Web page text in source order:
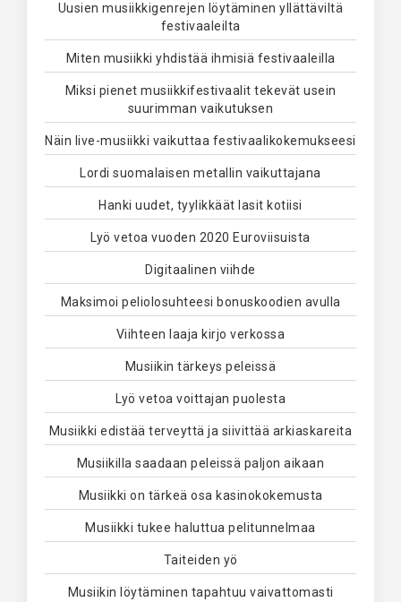
Uusien musiikkigenrejen löytäminen yllättäviltä
festivaaleilta
Miten musiikki yhdistää ihmisiä festivaaleilla
Miksi pienet musiikkifestivaalit tekevät usein
suurimman vaikutuksen
Näin live-musiikki vaikuttaa festivaalikokemukseesi
Lordi suomalaisen metallin vaikuttajana
Hanki uudet, tyylikkäät lasit kotiisi
Lyö vetoa vuoden 2020 Euroviisuista
Digitaalinen viihde
Maksimoi peliolosuhteesi bonuskoodien avulla
Viihteen laaja kirjo verkossa
Musiikin tärkeys peleissä
Lyö vetoa voittajan puolesta
Musiikki edistää terveyttä ja siivittää arkiaskareita
Musiikilla saadaan peleissä paljon aikaan
Musiikki on tärkeä osa kasinokokemusta
Musiikki tukee haluttua pelitunnelmaa
Taiteiden yö
Musiikin löytäminen tapahtuu vaivattomasti